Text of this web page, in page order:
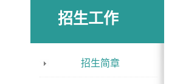
招生工作
招生简章